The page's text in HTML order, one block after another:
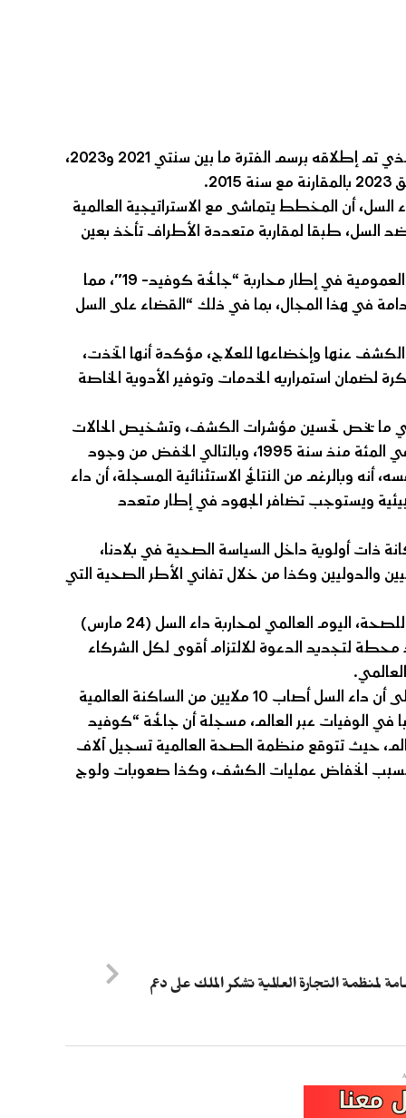
أعلنت وزارة الصحة أن المخطط الاستراتيجي لمكافحة داء السل الذي تم إطلاقه برسم الفترة ما بين سنتي 2021 و2023،
السل، أن المخطط يتماشى مع الاستراتيجية العالمية
السل، طبقا لمقاربة متعددة الأطراف تأخذ بعين
وأشارت الوزارة إلى أن سنة 2020 شكلت مثالا لالتقائية السياسات العمومية في إطار محاربة “جائحة كوفيد- 19″، مما
في هذا المجال، بما في ذلك “القضاء على السل
المغرب سجل خلال 2020، 29 ألفا و18 حالة تم الكشف عنها وإخضاعها للعلاج، مؤكدة أنها اتخذت،
لضمان استمراريه الخدمات وتوفير الأدوية الخاصة
في ما يخص تحسين مؤشرات الكشف، وتشخيص الحالات
والتكفل بها، وكذا الرفع من مؤشر النجاعة العلاجية، ليتعدى 85 في المئة منذ سنة 1995، وبالتالي الخفض من وجود
وبالرغم من النتائج الاستثنائية المسجلة، أن داء
ويستوجب تضافر الجهود في إطار متعدد
الوطني لمحاربة السل يحتل، منذ 30 سنة، مكانة ذات أولوية داخل السياسة الصحية في بلادنا،
والدوليين وكذا من خلال تفاني الأطر الصحية التي
ولفتت إلى أن المنتظم الدولي يخلد، تحت رعاية المنظمة العالمية للصحة، اليوم العالمي لمحاربة داء السل (24 مارس)
لتجديد الدعوة للالتزام أقوى لكل الشركاء
وتشير تقديرات منظمة الصحة العالمية لسنة 2019، وفق الوزارة، إلى أن داء السل أصاب 10 ملايين من الساكنة العالمية
تسببا في الوفيات عبر العالم، مسجلة أن جائحة “كوفيد
عبر العالم، حيث تتوقع منظمة الصحة العالمية تسجيل آلاف
بسبب السل بين عامي 2021 و2025، وذلك بسبب انخفاض عمليات الكشف، وكذا صعوبات ولوج
لمنظمة التجارة العالمية تشكر الملك على دعم